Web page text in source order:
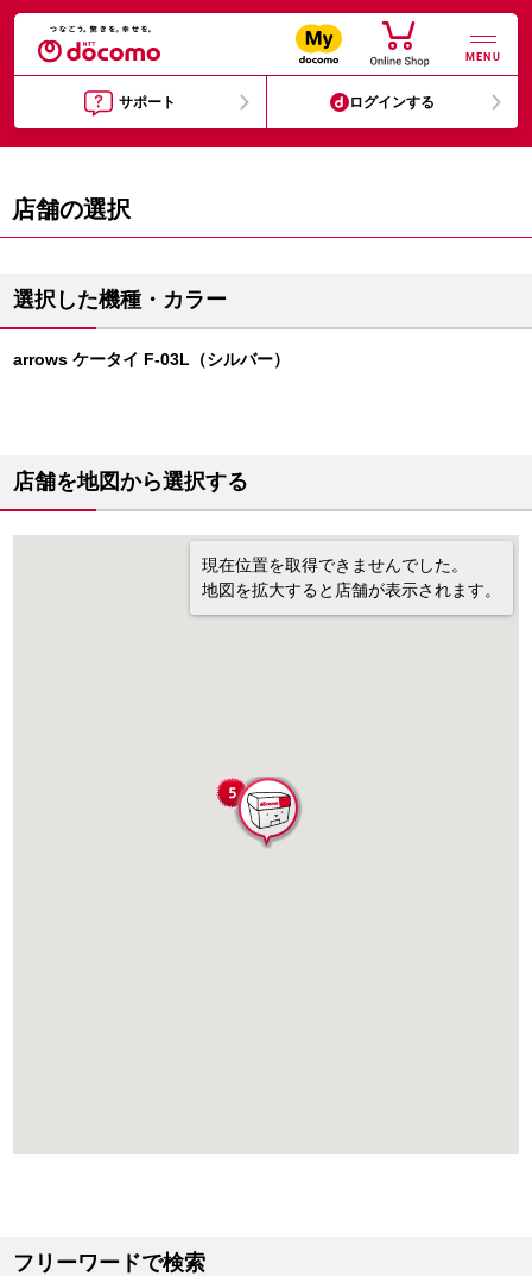
MENU
サポート ログインする
店舗の選択
選択した機種・カラー
arrows ケータイ F-03L（シルバー）
店舗を地図から選択する
現在位置を取得できませんでした。
地図を拡大すると店舗が表示されます。
フリーワードで検索